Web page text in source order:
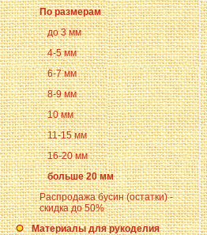
По размерам
до 3 мм
4-5 мм
6-7 мм
8-9 мм
10 мм
11-15 мм
16-20 мм
больше 20 мм
Распродажа бусин (остатки) -
скидка до 50%
Материалы для рукоделия